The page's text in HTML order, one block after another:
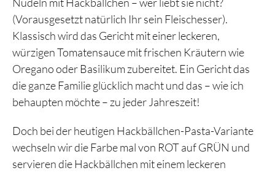
(Vorausgesetzt natürlich Ihr sein Fleischesser).
Klassisch wird das Gericht mit einer leckeren,
würzigen Tomatensauce mit frischen Kräutern wie
Oregano oder Basilikum zubereitet. Ein Gericht das
die ganze Familie glücklich macht und das – wie ich
behaupten möchte – zu jeder Jahreszeit!
Doch bei der heutigen Hackbällchen-Pasta-Variante
wechseln wir die Farbe mal von ROT auf GRÜN und
servieren die Hackbällchen mit einem leckeren